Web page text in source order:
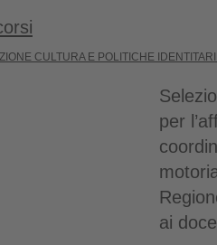
CULTURA E POLITICHE
per
ai